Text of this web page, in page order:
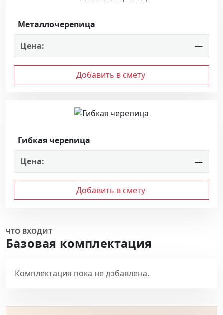
Металлочерепица
Цена:
—
Добавить в смету
Гибкая черепица
Цена:
—
Добавить в смету
ЧТО ВХОДИТ
Базовая комплектация
Комплектация пока не добавлена.